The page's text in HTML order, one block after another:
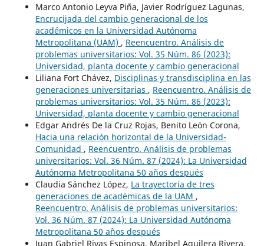
Marco Antonio Leyva Piña, Javier Rodríguez Lagunas,
Encrucijada del cambio generacional de los
académicos en la Universidad Autónoma
Metropolitana (UAM) , Reencuentro. Análisis de
problemas universitarios: Vol. 35 Núm. 86 (2023):
Universidad, planta docente y cambio generacional
Liliana Fort Chávez, Disciplinas y transdisciplina en las
generaciones universitarias , Reencuentro. Análisis de
problemas universitarios: Vol. 35 Núm. 86 (2023):
Universidad, planta docente y cambio generacional
Edgar Andrés De la Cruz Rojas, Benito León Corona,
Hacia una relación horizontal de la Universidad-
Comunidad , Reencuentro. Análisis de problemas
universitarios: Vol. 36 Núm. 87 (2024): La Universidad
Autónoma Metropolitana 50 años después
Claudia Sánchez López, La trayectoria de tres
generaciones de académicas de la UAM ,
Reencuentro. Análisis de problemas universitarios:
Vol. 36 Núm. 87 (2024): La Universidad Autónoma
Metropolitana 50 años después
Juan Gabriel Rivas Espinosa, Maribel Aguilera Rivera,